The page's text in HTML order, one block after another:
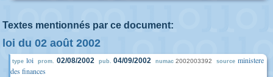
Textes mentionnés par ce document:
loi du 02 août 2002
type loi prom. 02/08/2002 pub. 04/09/2002 numac 2002003392 source ministere
des finances